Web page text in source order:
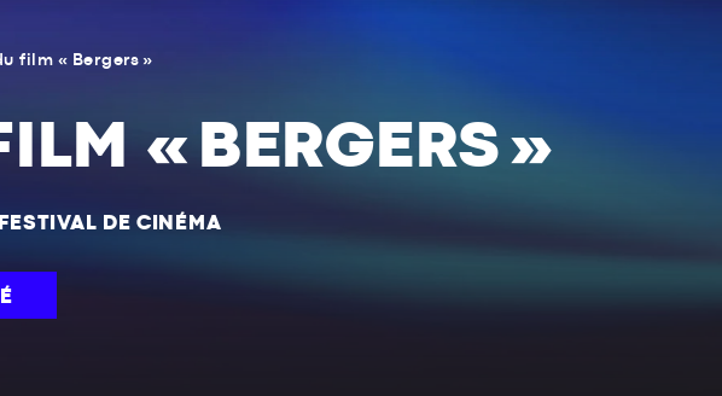
film « Bergers »
« BERGERS »
FESTIVAL DE CINÉMA